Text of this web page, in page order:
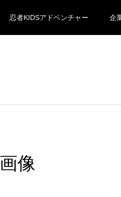
忍者KIDSアドベンチャー 企
像